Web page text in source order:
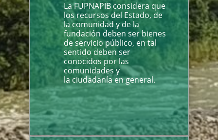
La FUPNAPIB considera que
los recursos del Estado, de
la comunidad y de la
fundación deben ser bienes
de servicio público, en tal
sentido deben ser
conocidos por las
comunidades y
la ciudadanía en general.